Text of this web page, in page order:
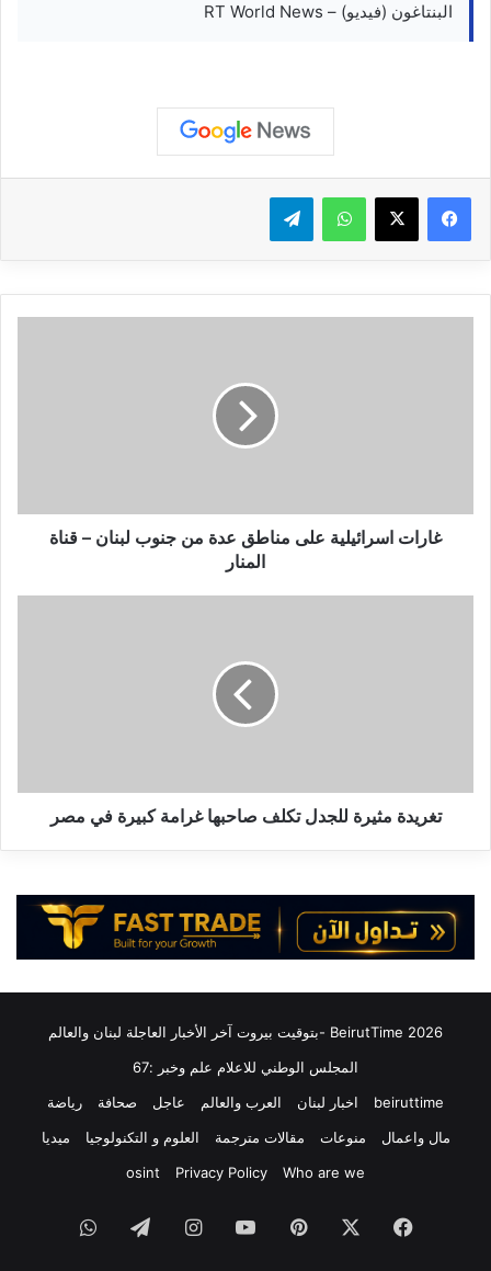
البنتاغون (فيديو) – RT World News
واتساب تيلقرام
–
غارات اسرائيلية على مناطق عدة من جنوب لبنان – قناة
المنار
مصر
تغريدة مثيرة للجدل تكلف صاحبها غرامة كبيرة في مصر
2026 BeirutTime -بتوقيت بيروت آخر الأخبار العاجلة لبنان والعالم
المجلس الوطني للاعلام علم وخبر :67
beiruttime
اخبار لبنان العرب والعالم عاجل صحافة
رياضة
مال واعمال
منوعات مقالات مترجمة العلوم و التكنولوجيا
ميديا
Who are we
Privacy Policy
osint
فيسبوك بينتيريست‫YouTubeانستقرامتيلقرامواتساب